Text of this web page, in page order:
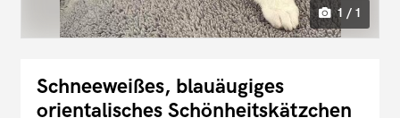
1 / 1
Schneeweißes, blauäugiges
orientalisches Schönheitskätzchen